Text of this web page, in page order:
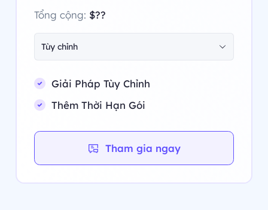
Tổng cộng: $??
Tùy chỉnh
Giải Pháp Tùy Chỉnh
Thêm Thời Hạn Gói
Tham gia ngay